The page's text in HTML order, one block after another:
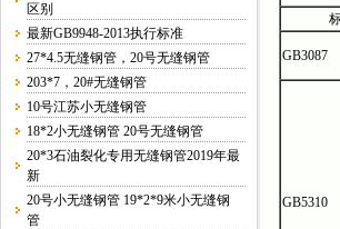
区别
最新GB9948-2013执行标准
27*4.5无缝钢管，20号无缝钢管
203*7，20#无缝钢管
10号江苏小无缝钢管
18*2小无缝钢管 20号无缝钢管
20*3石油裂化专用无缝钢管2019年最
新
20号小无缝钢管 19*2*9米小无缝钢
管
GB3087
GB5310